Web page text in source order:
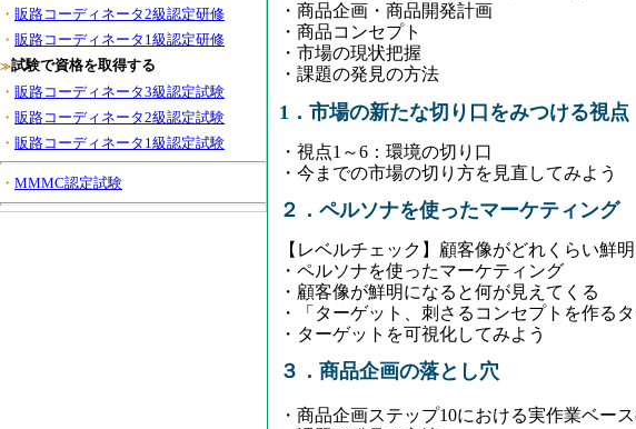
・ 販路コーディネータ2級認定研修
・ 販路コーディネータ1級認定研修
≫試験で資格を取得する
・ 販路コーディネータ3級認定試験
・ 販路コーディネータ2級認定試験
・ 販路コーディネータ1級認定試験
・ MMMC認定試験
・商品企画・商品開発計画
・商品コンセプト
・市場の現状把握
・課題の発見の方法
1 ．市場の新たな切り口をみつける視点
・ 視点1～6：環境の切り口
・ 今までの市場の切り方を見直してみよう
２ ．ペルソナを使ったマーケティング
【レベルチェック】顧客像がどれくらい鮮
・ペルソナを使ったマーケティング
・顧客像が鮮明になると何が見えてくる
・「ターゲット
刺さるコンセプトを作る
・ ターゲットを可視化してみよう
３ ．商品企画の落とし穴
・商品企画ステップ10における実作業ベー